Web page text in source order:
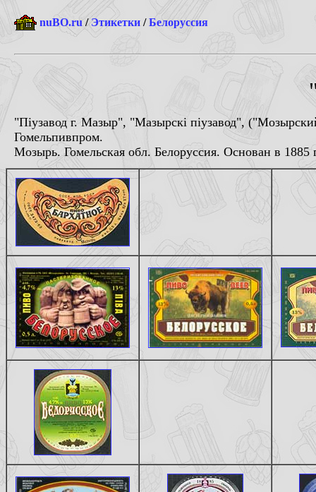
nuBO.ru /Этикетки /Белоруссия
"Пiузавод г. Мазыр", "Мазырскi пiузавод",
Гомельпивпром.
Мозырь. Гомельская обл. Белоруссия. Основан в 1885